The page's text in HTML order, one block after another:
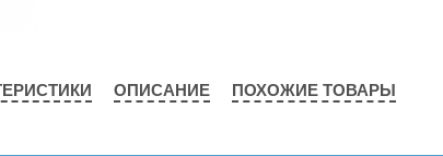
ОПИСАНИЕ ПОХОЖИЕ ТОВАРЫ